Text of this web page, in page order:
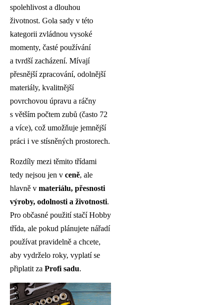
spolehlivost a dlouhou
životnost. Gola sady v této
kategorii zvládnou vysoké
momenty, časté používání
a tvrdší zacházení. Mívají
přesnější zpracování, odolnější
materiály, kvalitnější
povrchovou úpravu a ráčny
s větším počtem zubů (často 72
a více), což umožňuje jemnější
práci i ve stísněných prostorech.
Rozdíly mezi těmito třídami
tedy nejsou jen v ceně, ale
hlavně v materiálu, přesnosti
výroby, odolnosti a životnosti.
Pro občasné použití stačí Hobby
třída, ale pokud plánujete nářadí
používat pravidelně a chcete,
aby vydrželo roky, vyplatí se
připlatit za Profi sadu.